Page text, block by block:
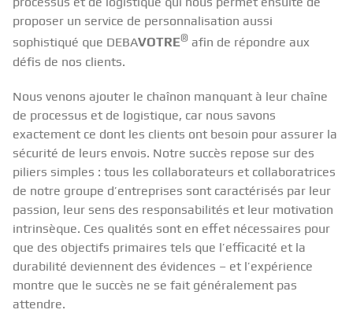
proposer un service de personnalisation aussi
sophistiqué que DEBAVOTRE® afin de répondre aux
défis de nos clients.
Nous venons ajouter le chaînon manquant à leur chaîne
de processus et de logistique, car nous savons
exactement ce dont les clients ont besoin pour assurer la
sécurité de leurs envois. Notre succès repose sur des
piliers simples : tous les collaborateurs et collaboratrices
de notre groupe d’entreprises sont caractérisés par leur
passion, leur sens des responsabilités et leur motivation
intrinsèque. Ces qualités sont en effet nécessaires pour
que des objectifs primaires tels que l’efficacité et la
durabilité deviennent des évidences – et l’expérience
montre que le succès ne se fait généralement pas
attendre.